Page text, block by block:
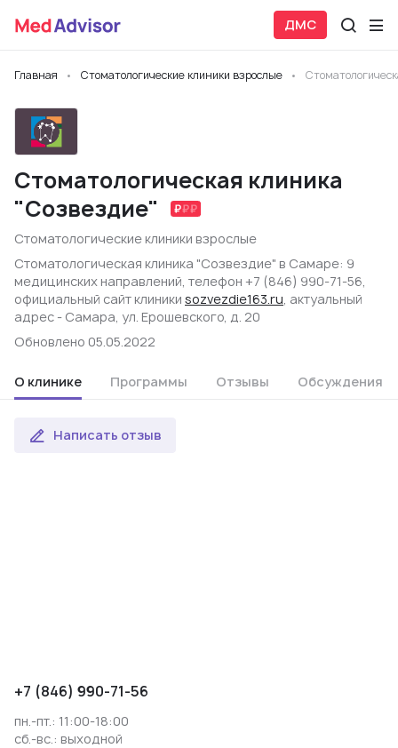
ДМС
Главная Стоматологические клиники взрослые
Стоматологическая клиника
"Созвездие"
Стоматологические клиники взрослые
Стоматологическая клиника "Созвездие" в Самаре: 9
медицинских направлений, телефон +7 (846) 990-71-56,
официальный сайт клиники sozvezdie163.ru, актуальный
адрес - Самара, ул. Ерошевского, д. 20
Обновлено 05.05.2022
О клинике Программы Отзывы Обсуждения
Написать отзыв
+7 (846) 990-71-56
пн.-пт.: 11:00-18:00
сб.-вс.: выходной